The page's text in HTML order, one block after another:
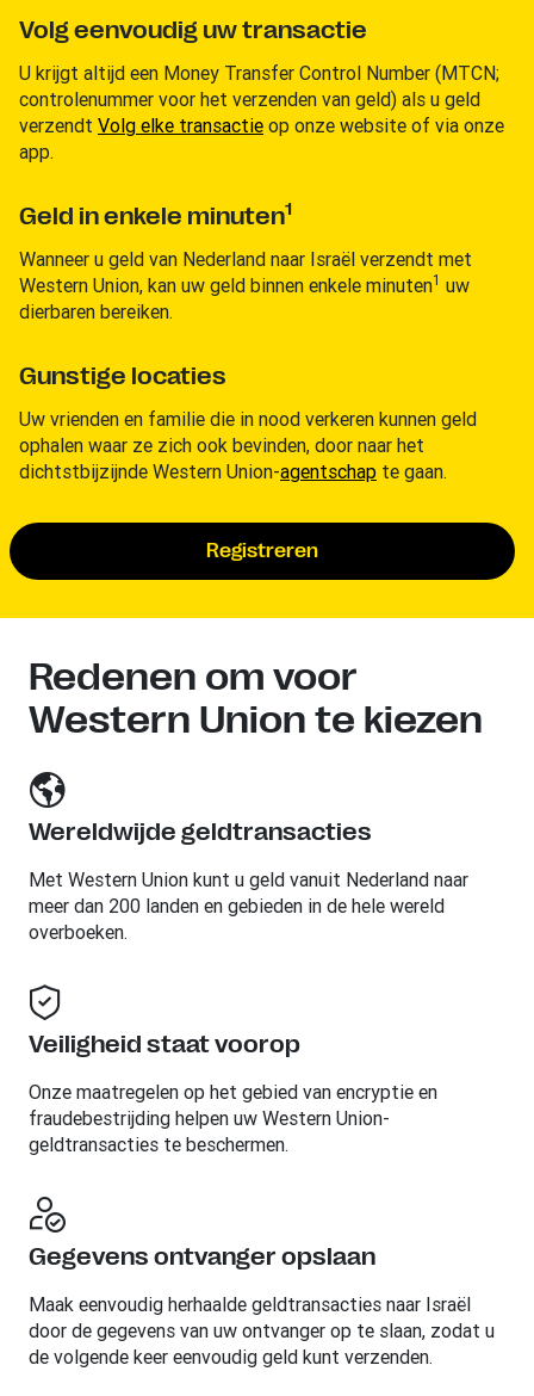
Volg eenvoudig uw transactie
U krijgt altijd een Money Transfer Control Number (MTCN;
controlenummer voor het verzenden van geld) als u geld
verzendt Volg elke transactie op onze website of via onze
app.
Geld in enkele minuten1
Wanneer u geld van Nederland naar Israël verzendt met
Western Union, kan uw geld binnen enkele minuten1 uw
dierbaren bereiken.
Gunstige locaties
Uw vrienden en familie die in nood verkeren kunnen geld
ophalen waar ze zich ook bevinden, door naar het
dichtstbijzijnde Western Union-agentschap te gaan.
Registreren
Redenen om voor
Western Union te kiezen
Wereldwijde geldtransacties
Met Western Union kunt u geld vanuit Nederland naar
meer dan 200 landen en gebieden in de hele wereld
overboeken.
Veiligheid staat voorop
Onze maatregelen op het gebied van encryptie en
fraudebestrijding helpen uw Western Union-
geldtransacties te beschermen.
Gegevens ontvanger opslaan
Maak eenvoudig herhaalde geldtransacties naar Israël
door de gegevens van uw ontvanger op te slaan, zodat u
de volgende keer eenvoudig geld kunt verzenden.